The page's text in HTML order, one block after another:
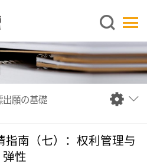
本語
業情報
業内容
ュース
出版物
出願の基礎
指南（七）：权利管理与
弹性